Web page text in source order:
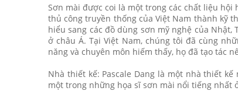
Sơn mài được coi là một trong các chất liệu
thủ công truyền thống của Việt Nam thành kỹ
hiểu sang các đồ dùng sơn mỹ nghệ của
ở châu Á. Tại Việt Nam, chúng tôi đã cùng
năng và chuyên môn hiếm thấy, họ đã tạo tác
Nhà thiết kế: Pascale Dang là một nhà thiết
một trong những họa sĩ sơn mài nổi tiếng nhất